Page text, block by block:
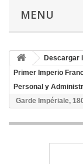
MENU
Descargar
Primer Imperio
Personal y
Garde Impériale,